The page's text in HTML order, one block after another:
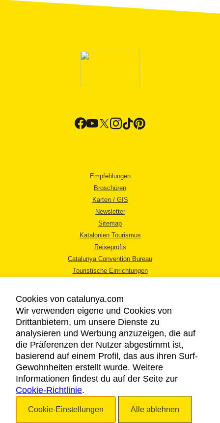
Empfehlungen
Broschüren
Karten / GIS
Newsletter
Sitemap
Katalonien Tourismus
Reiseprofis
Catalunya Convention Bureau
Touristische Einrichtungen
RECHTLICHER HINWEIS
DATENSCHUTZICHTLINIE
COOKIES
BARRIEREFREIHEIT
Cookies von catalunya.com
Wir verwenden eigene und Cookies von
Drittanbietern, um unsere Dienste zu
analysieren und Werbung anzuzeigen, die auf
die Präferenzen der Nutzer abgestimmt ist,
basierend auf einem Profil, das aus ihren Surf-
Gewohnheiten erstellt wurde. Weitere
Informationen findest du auf der Seite zur
Cookie-Richtlinie.
Cookie-Einstellungen Alle ablehnen